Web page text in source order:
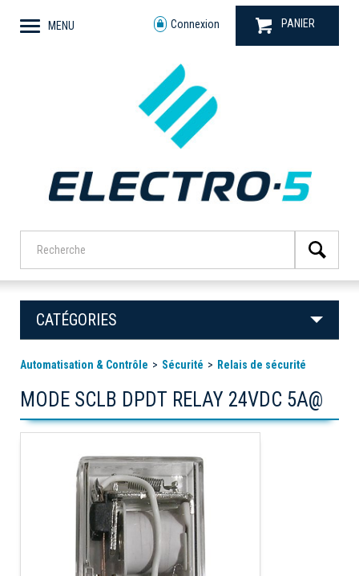
MENU Connexion PANIER
CATÉGORIES
Automatisation & Contrôle Sécurité Relais de sécurité
MODE SCLB DPDT RELAY 24VDC 5A@